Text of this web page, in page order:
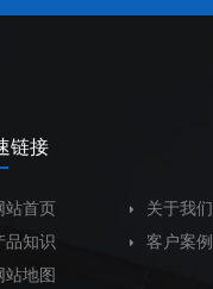
链接
站首页 关于我们
品知识
客户案例
站地图